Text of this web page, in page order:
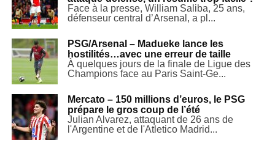
Face à la presse, William Saliba, 25 ans,
défenseur central d’Arsenal, a pl...
PSG/Arsenal – Madueke lance les
hostilités…avec une erreur de taille
À quelques jours de la finale de Ligue des
Champions face au Paris Saint-Ge...
Mercato – 150 millions d’euros, le PSG
prépare le gros coup de l’été
Julian Alvarez, attaquant de 26 ans de
l'Argentine et de l'Atletico Madrid...